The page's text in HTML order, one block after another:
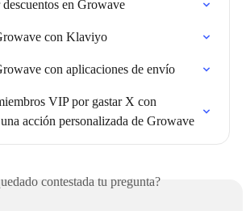
en Growave
con Klaviyo
con aplicaciones de envío
VIP por gastar X con
acción personalizada de Growave
contestada tu pregunta?